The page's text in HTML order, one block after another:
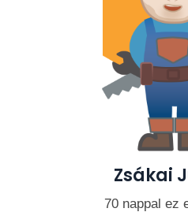
Zsákai
70 nappal ez